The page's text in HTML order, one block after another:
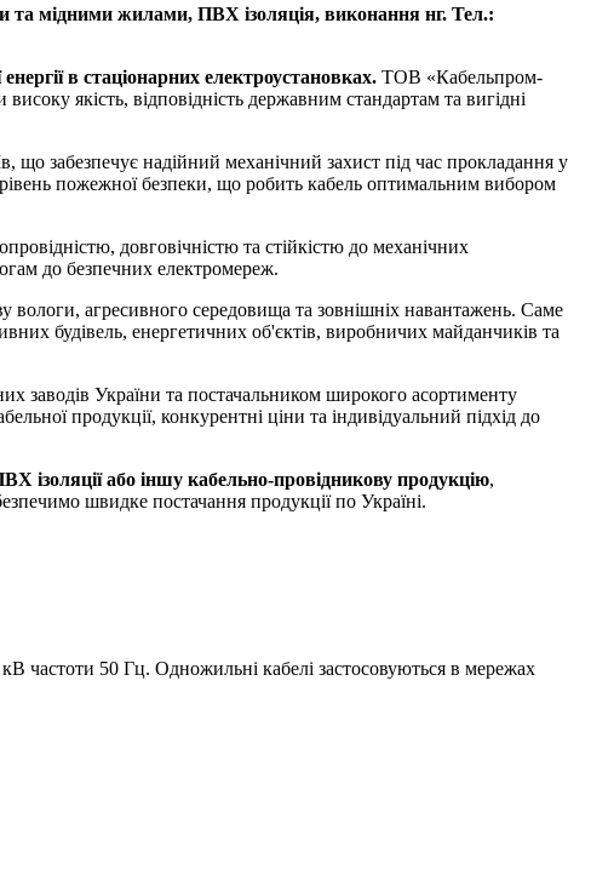
мідними жилами, ПВХ ізоляція, виконання нг. Тел.:
в стаціонарних електроустановках. ТОВ «Кабельпром-
якість, відповідність державним стандартам та вигідні
забезпечує надійний механічний захист під час прокладання у
пожежної безпеки, що робить кабель оптимальним вибором
довговічністю та стійкістю до механічних
до безпечних електромереж.
вологи, агресивного середовища та зовнішніх навантажень. Саме
будівель, енергетичних об'єктів, виробничих майданчиків та
заводів України та постачальником широкого асортименту
продукції, конкурентні ціни та індивідуальний підхід до
або іншу кабельно-провідникову продукцію,
швидке постачання продукції по Україні.
кВ частоти 50 Гц. Одножильні кабелі застосовуються в мережах